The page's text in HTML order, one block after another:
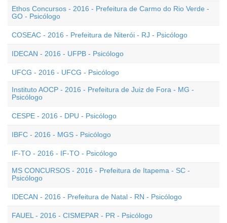
Ethos Concursos - 2016 - Prefeitura de Carmo do Rio Verde -
GO - Psicólogo
COSEAC - 2016 - Prefeitura de Niterói - RJ - Psicólogo
IDECAN - 2016 - UFPB - Psicólogo
UFCG - 2016 - UFCG - Psicólogo
Instituto AOCP - 2016 - Prefeitura de Juiz de Fora - MG -
Psicólogo
CESPE - 2016 - DPU - Psicólogo
IBFC - 2016 - MGS - Psicólogo
IF-TO - 2016 - IF-TO - Psicólogo
MS CONCURSOS - 2016 - Prefeitura de Itapema - SC -
Psicólogo
IDECAN - 2016 - Prefeitura de Natal - RN - Psicólogo
FAUEL - 2016 - CISMEPAR - PR - Psicólogo